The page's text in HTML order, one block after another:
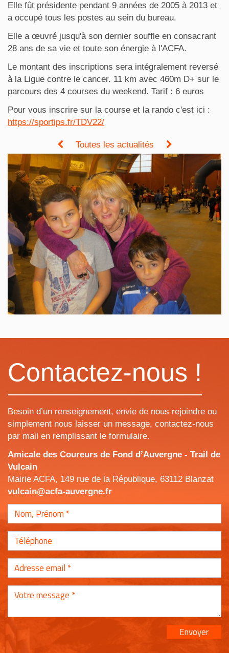
Elle fût présidente pendant 9 années de 2005 à 2013 et
a occupé tous les postes au sein du bureau.
Elle a œuvré jusqu'à son dernier souffle en consacrant
28 ans de sa vie et toute son énergie à l'ACFA.
Le montant des inscriptions sera intégralement reversé
à la Ligue contre le cancer. 11 km avec 460m D+ sur le
parcours des 4 courses du weekend. Tarif : 6 euros
Pour vous inscrire sur la course et la rando c'est ici :
https://sportips.fr/TDV22/
Toutes les actualités
Contactez-nous !
Besoin d’un renseignement, envie de nous rejoindre ou
simplement nous laisser un message, contactez-nous
par mail en remplissant le formulaire.
Amicale des Coureurs de Fond d’Auvergne - Trail de
Vulcain
Mairie ACFA, 149 rue de la République, 63112 Blanzat
vulcain@acfa-auvergne.fr
Envoyer